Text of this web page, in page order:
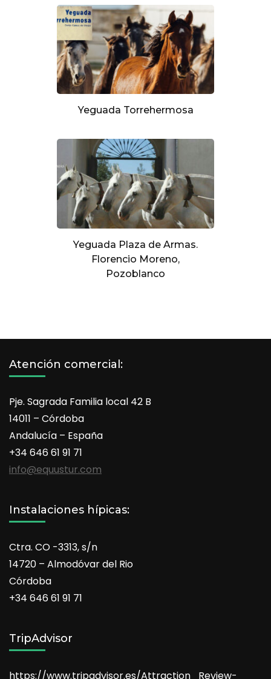
Yeguada Torrehermosa
Yeguada Plaza de Armas.
Florencio Moreno,
Pozoblanco
Atención comercial:
Pje. Sagrada Familia local 42 B
14011 – Córdoba
Andalucía – España
+34 646 61 91 71
info@equustur.com
Instalaciones hípicas:
Ctra. CO -3313, s/n
14720 – Almodóvar del Rio
Córdoba
+34 646 61 91 71
TripAdvisor
https://www.tripadvisor.es/Attraction_Review-